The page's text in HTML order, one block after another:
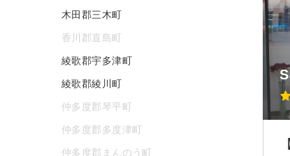
木田郡三木町
香川郡直島町
綾歌郡宇多津町
綾歌郡綾川町
仲多度郡琴平町
仲多度郡多度津町
仲多度郡まんのう町